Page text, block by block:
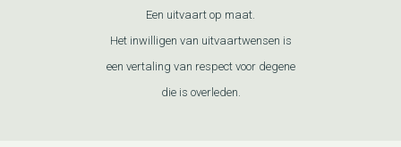
Een uitvaart op maat.
Het inwilligen van uitvaartwensen is
een vertaling van respect voor degene
die is overleden.